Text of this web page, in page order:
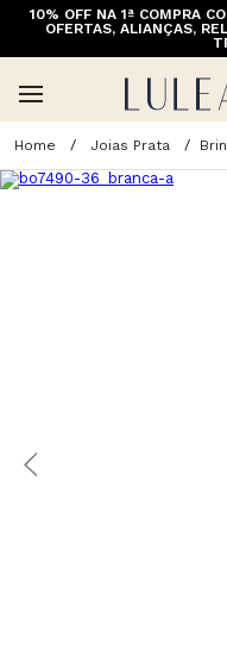
10% OFF NA 1ª COMPRA
OFERTAS, ALIANÇAS,
Joias Prata